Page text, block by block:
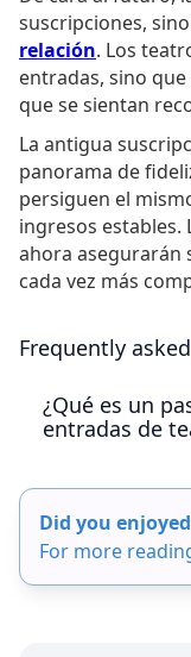
suscripciones,
relación. Los
entradas, sino
que se sientan
La antigua
panorama de
persiguen el
ingresos estables.
ahora asegurarán
cada vez más
Frequently
¿Qué es un
entradas de
normalmente
entradas para
según su
Did you
For more